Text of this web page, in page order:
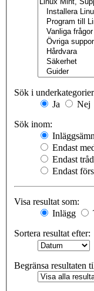
Sök i
Ja
Nej
Sök inom:
Endast
Endast
Endast
Visa resultat som:
Inlägg
Sortera resultat efter:
Begränsa resultaten